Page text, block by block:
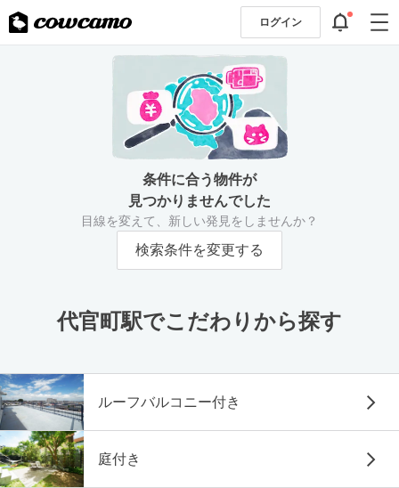
ログイン
条件に合う物件が
見つかりませんでした
目線を変えて、新しい発見をしませんか？
検索条件を変更する
代官町駅でこだわりから探す
ルーフバルコニー付き
庭付き